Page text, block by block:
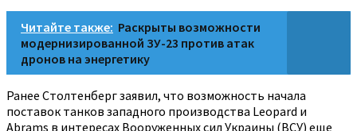
Читайте также: Раскрыты возможности
модернизированной ЗУ-23 против атак
дронов на энергетику
Ранее Столтенберг заявил, что возможность начала
поставок танков западного производства Leopard и
Abrams в интересах Вооруженных сил Украины (ВСУ) еще